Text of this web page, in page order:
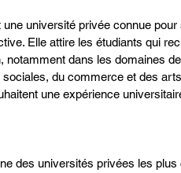
une université privée connue
Elle attire les étudiants qui
notamment dans les domaines
du commerce et des
une expérience
des universités privées les